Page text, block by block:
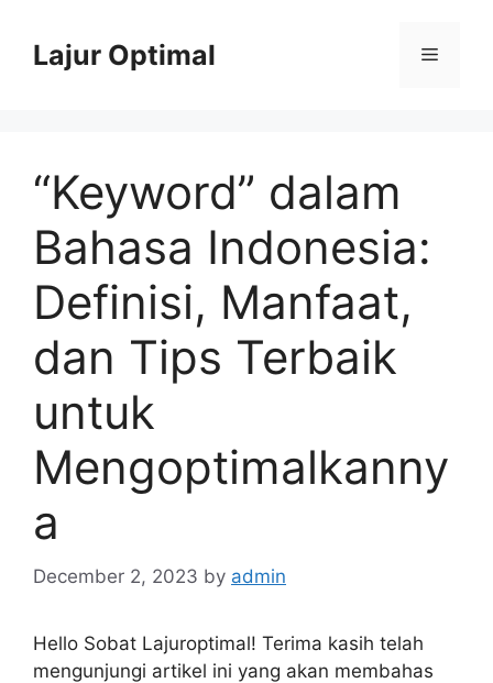
contentLajur Optimal Menu
“Keyword” dalam
Bahasa Indonesia:
Definisi, Manfaat,
dan Tips Terbaik
untuk
Mengoptimalkanny
a
December 2, 2023 by admin
Hello Sobat Lajuroptimal! Terima kasih telah
mengunjungi artikel ini yang akan membahas